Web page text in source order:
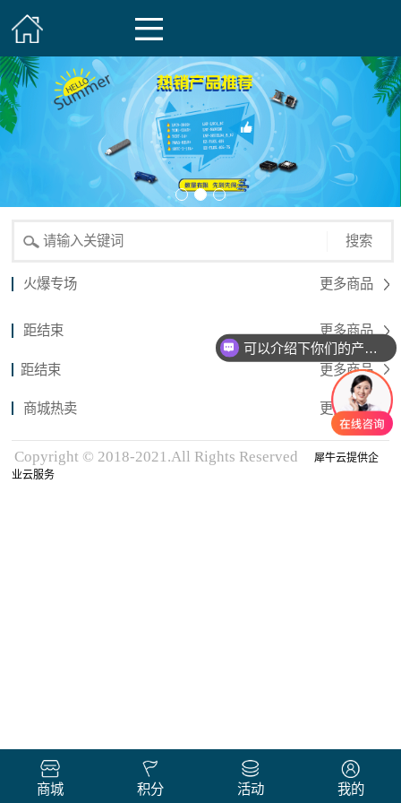
搜索
火爆专场 更多商品
距结束 更多商品
距结束 更多商品
商城热卖 更多商品
Copyright © 2018-2021.All Rights Reserved
犀牛云提供企
业云服务
商城 积分 活动 我的